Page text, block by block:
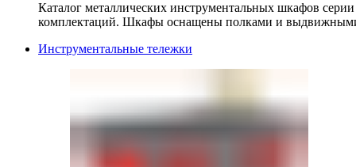
Каталог металлических инструментальных шкафов
комплектаций. Шкафы оснащены полками и
Инструментальные тележки